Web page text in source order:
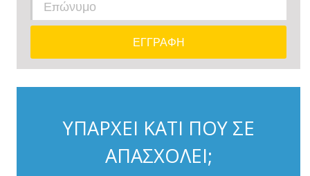
ΥΠΑΡΧΕΙ ΚΑΤΙ ΠΟΥ ΣΕ
ΑΠΑΣΧΟΛΕΙ;